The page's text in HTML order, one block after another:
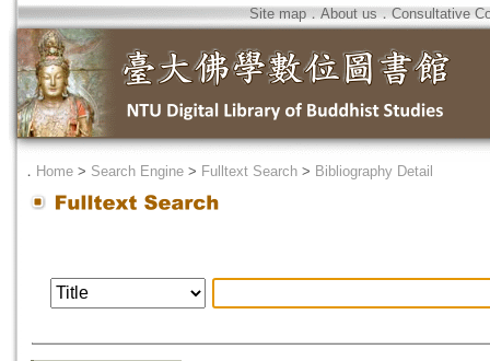
Site map．About us ． Consultative
． Home > Search Engine > Fulltext Search > Bibliography Detail